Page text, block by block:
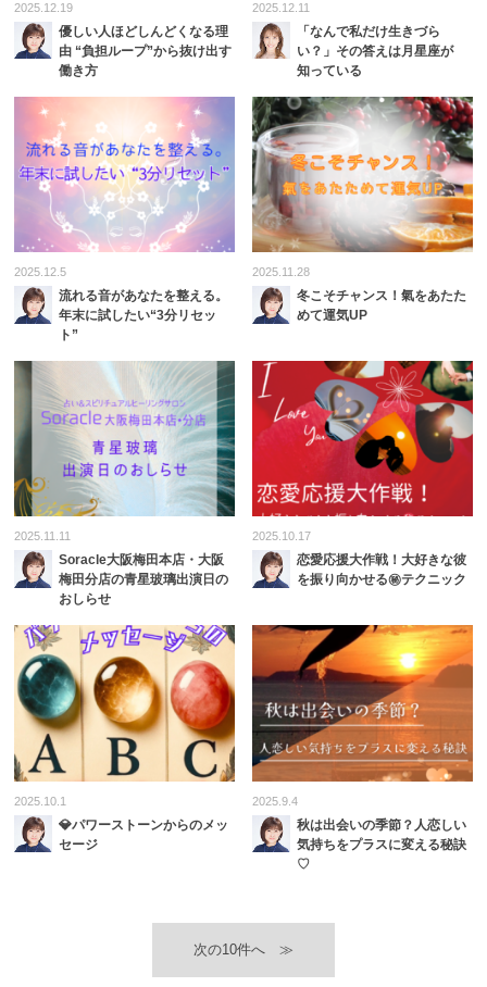
2025.12.19
優しい人ほどしんどくなる理
由 “負担ループ”から抜け出す
働き方
2025.12.11
「なんで私だけ生きづら
い？」その答えは月星座が
知っている
2025.12.5
流れる音があなたを整える。
年末に試したい“3分リセッ
ト”
2025.11.28
冬こそチャンス！氣をあたた
めて運気UP
2025.11.11
Soracle大阪梅田本店・大阪
梅田分店の青星玻璃出演日の
おしらせ
2025.10.17
恋愛応援大作戦！大好きな彼
を振り向かせる㊙️テクニック
2025.10.1
💎パワーストーンからのメッ
セージ
2025.9.4
秋は出会いの季節？人恋しい
気持ちをプラスに変える秘訣
♡
≫